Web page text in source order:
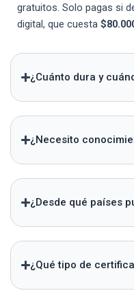
gratuitos. Solo pagas si
digital, que cuesta
¿Cuánto dura y
¿Necesito
¿Desde qué países
¿Qué tipo de